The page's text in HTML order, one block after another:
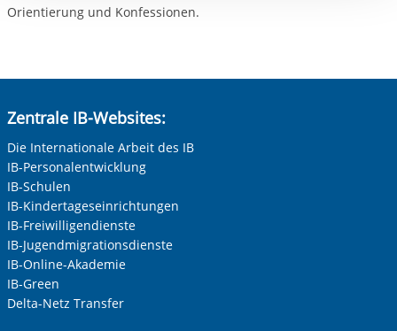
Orientierung und Konfessionen.
Zentrale IB-Websites:
Die Internationale Arbeit des IB
IB-Personalentwicklung
IB-Schulen
IB-Kindertageseinrichtungen
IB-Freiwilligendienste
IB-Jugendmigrationsdienste
IB-Online-Akademie
IB-Green
Delta-Netz Transfer